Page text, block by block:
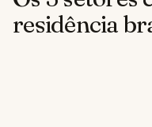
residência